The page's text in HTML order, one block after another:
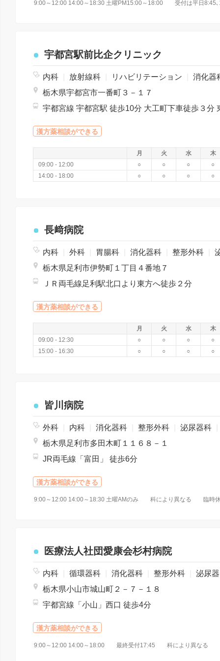
宇都宮駅前比企クリニック
内科 放射線科 リハビリテーション
消化器
栃木県宇都宮市一番町３－１７
漢方薬相談ができる
月 火 水
木
09:00 - 12:00
○ ○ ○
○
14:00 - 18:00
○ ○ ○ ○
長﨑病院
内科 外科 胃腸科 消化器科 整形外科
泌尿
栃木県足利市伊勢町１丁目４番地７
ＪＲ両毛線足利駅北口より東方へ徒歩２分
漢方薬相談ができる
月 火 水
木
09:00 - 12:30
○ ○ ○
○
15:00 - 16:30
○ ○ ○ ○
皆川病院
外科 内科 消化器科 整形外科 泌尿器科
栃木県足利市多田木町１１６８－１
JR両毛線「富田」 徒歩6分
漢方薬相談ができる
9:00～12:00 14:00～18:30 土曜AMのみ 科により異なる 臨時
医療法人社団愛康会杉村病院
内科 循環器科 消化器科 整形外科
泌尿器科
栃木県小山市城山町２－７－１８
宇都宮線「小山」西口 徒歩4分
漢方薬相談ができる
9:00～12:00 14:00～18:00 最終受付17:45 科により異なる